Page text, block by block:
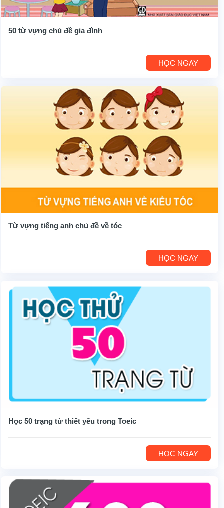
50 từ vựng chủ đề gia đình
HỌC NGAY
Từ vựng tiếng anh chủ đề về tóc
HỌC NGAY
Học 50 trạng từ thiết yếu trong Toeic
HỌC NGAY